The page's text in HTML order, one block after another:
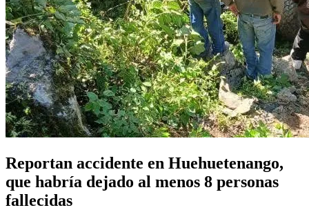
Reportan accidente en Huehuetenango,
que habría dejado al menos 8 personas
fallecidas